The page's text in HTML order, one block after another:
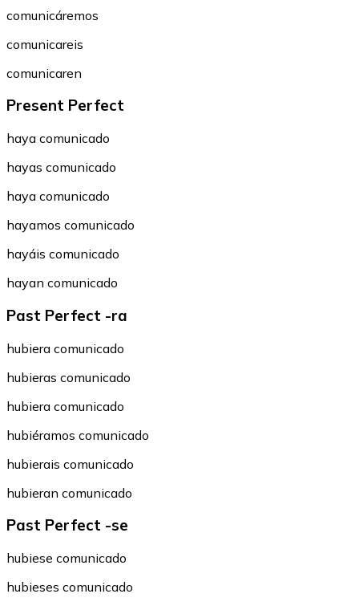
comunicáremos
comunicareis
comunicaren
Present Perfect
haya comunicado
hayas comunicado
haya comunicado
hayamos comunicado
hayáis comunicado
hayan comunicado
Past Perfect -ra
hubiera comunicado
hubieras comunicado
hubiera comunicado
hubiéramos comunicado
hubierais comunicado
hubieran comunicado
Past Perfect -se
hubiese comunicado
hubieses comunicado